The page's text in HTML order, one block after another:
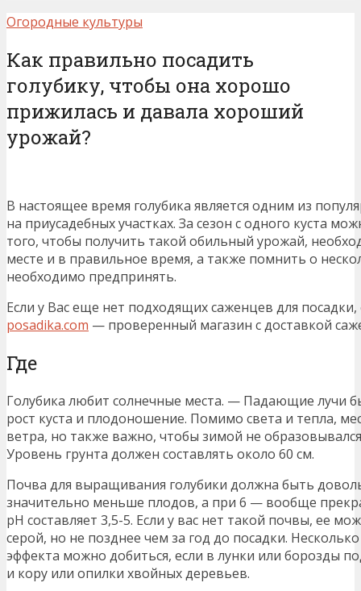
Огородные культуры
Как правильно посадить
голубику, чтобы она хорошо
прижилась и давала хороший
урожай?
В настоящее время голубика является одним из
на приусадебных участках. За сезон с одного куста
того, чтобы получить такой обильный урожай,
месте и в правильное время, а также помнить о
необходимо предпринять.
Если у Вас еще нет подходящих саженцев для
posadika.com — проверенный магазин с доставкой
Где
Голубика любит солнечные места. — Падающие лучи
рост куста и плодоношение. Помимо света и тепла,
ветра, но также важно, чтобы зимой не
Уровень грунта должен составлять около 60 см.
Почва для выращивания голубики должна быть
значительно меньше плодов, а при 6 — вообще
pH составляет 3,5-5. Если у вас нет такой почвы, ее
серой, но не позднее чем за год до посадки.
эффекта можно добиться, если в лунки или борозды
и кору или опилки хвойных деревьев.